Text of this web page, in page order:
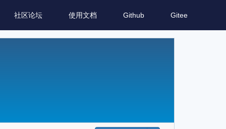
社区论坛 使用文档 Github Gitee